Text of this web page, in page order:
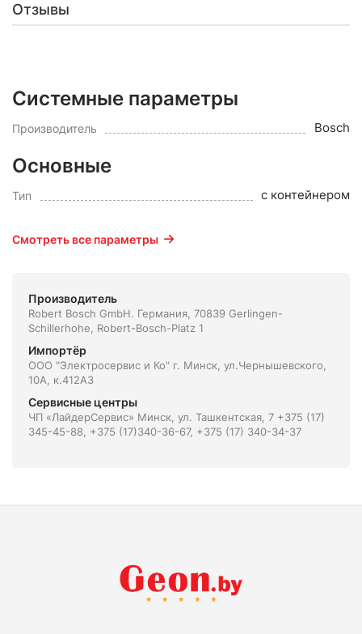
Отзывы
Системные параметры
Производитель Bosch
Основные
Тип с контейнером
Смотреть все параметры
Производитель
Robert Bosch GmbH. Германия, 70839 Gerlingen-
Schillerhohe, Robert-Bosch-Platz 1
Импортёр
ООО "Электросервис и Ко" г. Минск, ул.Чернышевского,
10А, к.412АЗ
Сервисные центры
ЧП «ЛайдерСервис» Минск, ул. Ташкентская, 7 +375 (17)
345-45-88, +375 (17)340-36-67, +375 (17) 340-34-37